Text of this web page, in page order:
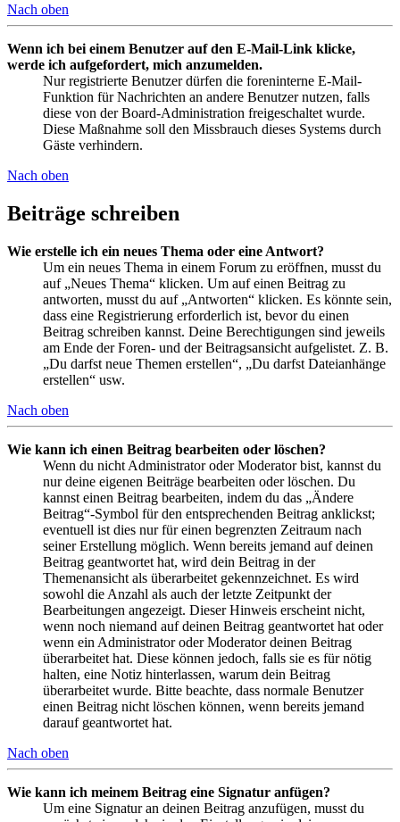
Nach oben
Wenn ich bei einem Benutzer auf den E-Mail-Link klicke,
werde ich aufgefordert, mich anzumelden.
Nur registrierte Benutzer dürfen die foreninterne E-Mail-
Funktion für Nachrichten an andere Benutzer nutzen, falls
diese von der Board-Administration freigeschaltet wurde.
Diese Maßnahme soll den Missbrauch dieses Systems durch
Gäste verhindern.
Nach oben
Beiträge schreiben
Wie erstelle ich ein neues Thema oder eine Antwort?
Um ein neues Thema in einem Forum zu eröffnen, musst du
auf „Neues Thema“ klicken. Um auf einen Beitrag zu
antworten, musst du auf „Antworten“ klicken. Es könnte sein,
dass eine Registrierung erforderlich ist, bevor du einen
Beitrag schreiben kannst. Deine Berechtigungen sind jeweils
am Ende der Foren- und der Beitragsansicht aufgelistet. Z. B.
„Du darfst neue Themen erstellen“, „Du darfst Dateianhänge
erstellen“ usw.
Nach oben
Wie kann ich einen Beitrag bearbeiten oder löschen?
Wenn du nicht Administrator oder Moderator bist, kannst du
nur deine eigenen Beiträge bearbeiten oder löschen. Du
kannst einen Beitrag bearbeiten, indem du das „Ändere
Beitrag“-Symbol für den entsprechenden Beitrag anklickst;
eventuell ist dies nur für einen begrenzten Zeitraum nach
seiner Erstellung möglich. Wenn bereits jemand auf deinen
Beitrag geantwortet hat, wird dein Beitrag in der
Themenansicht als überarbeitet gekennzeichnet. Es wird
sowohl die Anzahl als auch der letzte Zeitpunkt der
Bearbeitungen angezeigt. Dieser Hinweis erscheint nicht,
wenn noch niemand auf deinen Beitrag geantwortet hat oder
wenn ein Administrator oder Moderator deinen Beitrag
überarbeitet hat. Diese können jedoch, falls sie es für nötig
halten, eine Notiz hinterlassen, warum dein Beitrag
überarbeitet wurde. Bitte beachte, dass normale Benutzer
einen Beitrag nicht löschen können, wenn bereits jemand
darauf geantwortet hat.
Nach oben
Wie kann ich meinem Beitrag eine Signatur anfügen?
Um eine Signatur an deinen Beitrag anzufügen, musst du